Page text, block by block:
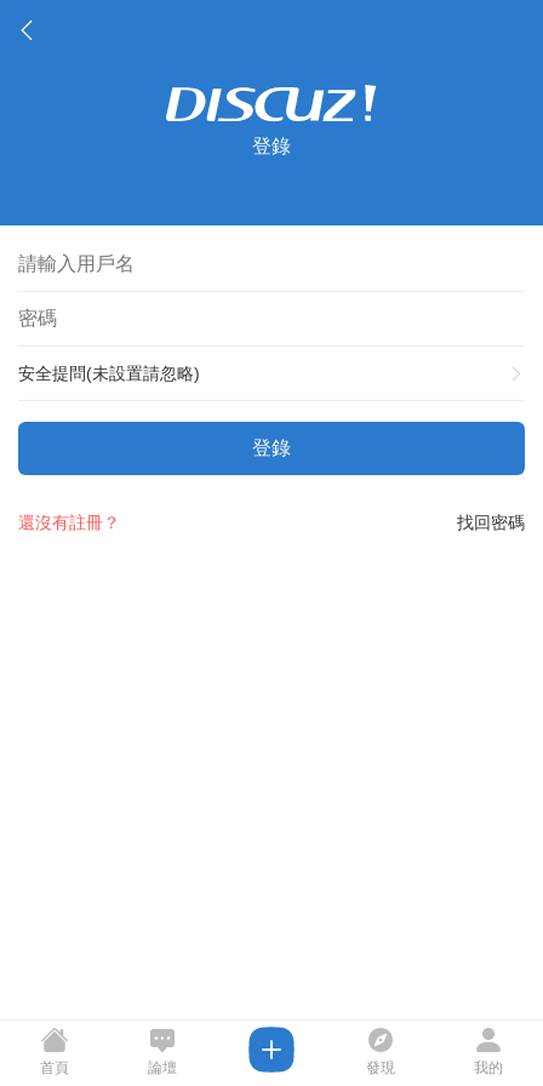
登錄
安全提問(未設置請忽略)
登錄
找回密碼
還沒有註冊？
首頁 論壇 發現 我的